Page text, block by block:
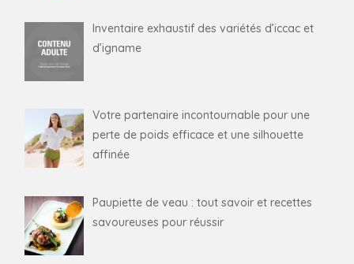
Inventaire exhaustif des variétés d’iccac et
d’igname
Votre partenaire incontournable pour une
perte de poids efficace et une silhouette
affinée
Paupiette de veau : tout savoir et recettes
savoureuses pour réussir